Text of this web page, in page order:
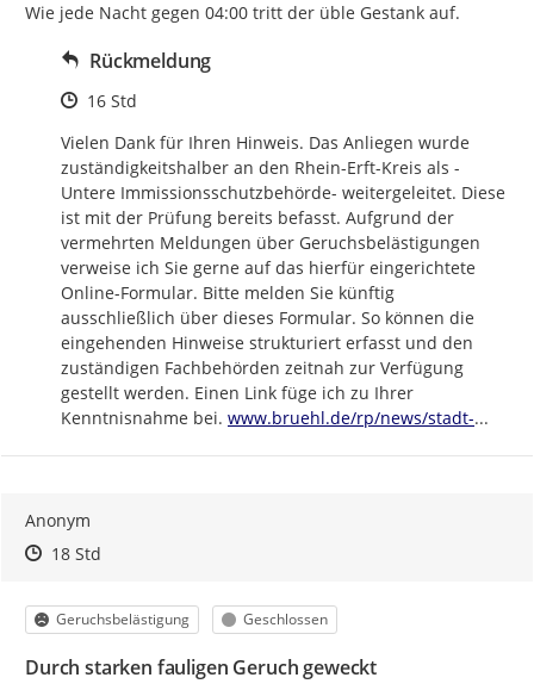
Wie jede Nacht gegen 04:00 tritt der üble Gestank auf.
Rückmeldung
Zeitpunkt des Erstellens
16 Std
Vielen Dank für Ihren Hinweis. Das Anliegen wurde
zuständigkeitshalber an den Rhein-Erft-Kreis als -
Untere Immissionsschutzbehörde- weitergeleitet. Diese
ist mit der Prüfung bereits befasst. Aufgrund der
vermehrten Meldungen über Geruchsbelästigungen
verweise ich Sie gerne auf das hierfür eingerichtete
Online-Formular. Bitte melden Sie künftig
ausschließlich über dieses Formular. So können die
eingehenden Hinweise strukturiert erfasst und den
zuständigen Fachbehörden zeitnah zur Verfügung
gestellt werden. Einen Link füge ich zu Ihrer
Kenntnisnahme bei. https://
www.bruehl.de/rp/news/stadt-...
Anonym
Zeitpunkt des Erstellens
Zeitpunkt des Erstellens
18 StdZur Äußerung
Kategorie
Geruchsbelästigung Status
Geschlossen
Durch starken fauligen Geruch geweckt